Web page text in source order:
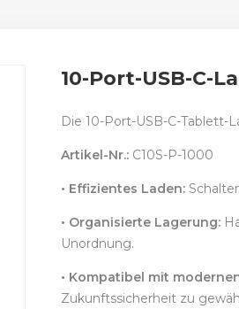
10-Port-USB-C-
Die 10-Port-USB-C-Tablett-
Artikel-Nr.: C10S-P-1000
• Effizientes Laden:
• Organisierte Lagerung:
Unordnung.
• Kompatibel mit
Zukunftssicherheit zu